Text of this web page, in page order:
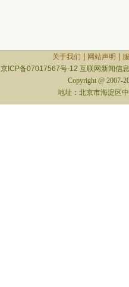
关于我们 网站声明
京ICP备07017567号-12 互联网新闻信
Copyright @ 2007-
地址：北京市海淀区